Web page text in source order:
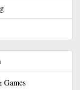
Games